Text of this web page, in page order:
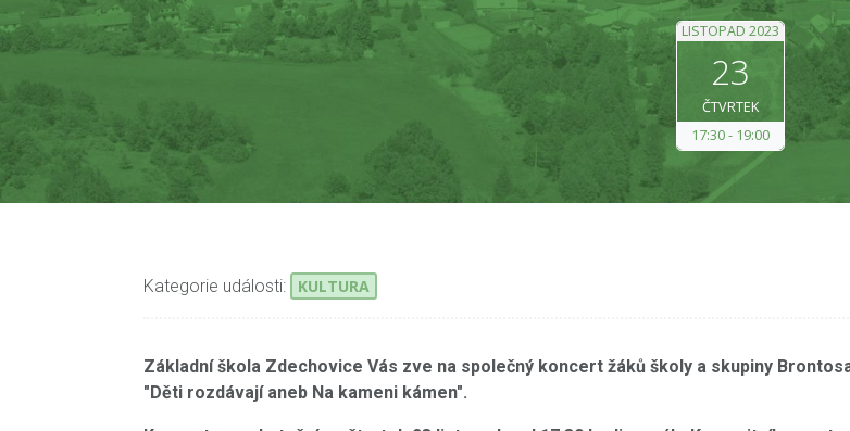
LISTOPAD 2023
23
ČTVRTEK
17:30
19:00
Kategorie události: KULTURA
Základní škola Zdechovice Vás zve na společný koncert žáků školy a skupiny
"Děti rozdávají aneb Na kameni kámen".